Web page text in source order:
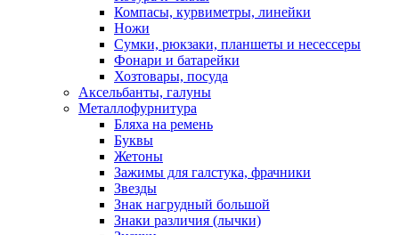
Компасы, курвиметры, линейки
Ножи
Сумки, рюкзаки, планшеты и несессеры
Фонари и батарейки
Хозтовары, посуда
Аксельбанты, галуны
Металлофурнитура
Бляха на ремень
Буквы
Жетоны
Зажимы для галстука, фрачники
Звезды
Знак нагрудный большой
Знаки различия (лычки)